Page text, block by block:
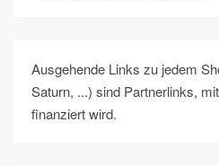
Ausgehende Links zu jedem
Saturn, ...) sind Partnerlinks,
finanziert wird.